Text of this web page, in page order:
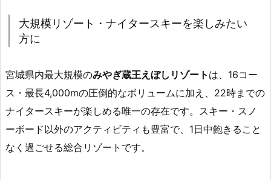
大規模リゾート・ナイタースキーを楽しみたい
方に
宮城県内最大規模のみやぎ蔵王えぼしリゾート は、16コー
ス・最長4,000mの圧倒的なボリュームに加え、22時までの
ナイタースキーが楽しめる唯一の存在です。スキー・スノ
ーボード以外のアクティビティも豊富で、1日中飽きること
なく過ごせる総合リゾートです。